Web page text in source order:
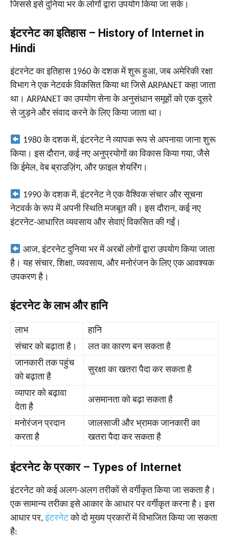
जिससे इसे दुनिया भर के लोगों द्वारा उपयोग किया जा सके।
इंटरनेट का इतिहास – History of Internet in
Hindi
इंटरनेट का इतिहास 1960 के दशक में शुरू हुआ, जब अमेरिकी रक्षा
विभाग ने एक नेटवर्क विकसित किया था जिसे ARPANET कहा जाता
था। ARPANET का उपयोग सेना के अनुसंधान समूहों को एक दूसरे
से जुड़ने और संवाद करने के लिए किया जाता था।
1980 के दशक में, इंटरनेट ने व्यापक रूप से अपनाया जाना शुरू
किया। इस दौरान, कई नए अनुप्रयोगों का विकास किया गया, जैसे
कि ईमेल, वेब ब्राउज़िंग, और फ़ाइल शेयरिंग।
1990 के दशक में, इंटरनेट ने एक वैश्विक संचार और सूचना
नेटवर्क के रूप में अपनी स्थिति मजबूत की। इस दौरान, कई नए
इंटरनेट-आधारित व्यवसाय और सेवाएं विकसित की गईं।
आज, इंटरनेट दुनिया भर में अरबों लोगों द्वारा उपयोग किया जाता
है। यह संचार, शिक्षा, व्यवसाय, और मनोरंजन के लिए एक आवश्यक
उपकरण है।
इंटरनेट के लाभ और हानि
लाभ
हानि
संचार को बढ़ाता है।
लत का कारण बन सकता है
जानकारी तक पहुंच
को बढ़ाता है
सुरक्षा का खतरा पैदा कर सकता है
व्यापार को बढ़ावा
देता है
असमानता को बढ़ा सकता है
मनोरंजन प्रदान
करता है
जालसाजी और भ्रामक जानकारी का
खतरा पैदा कर सकता है
इंटरनेट के प्रकार – Types of Internet
इंटरनेट को कई अलग-अलग तरीकों से वर्गीकृत किया जा सकता है।
एक सामान्य तरीका इसे आकार के आधार पर वर्गीकृत करना है। इस
आधार पर,इंटरनेटको दो मुख्य प्रकारों में विभाजित किया जा सकता
है: